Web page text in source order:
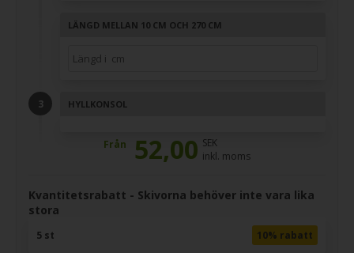
LÄNGD MELLAN 10 CM OCH 270 CM
HYLLKONSOL
Från 52,00 SEK
inkl. moms
Kvantitetsrabatt - Skivorna behöver inte vara lika
stora
5 st 10% rabatt